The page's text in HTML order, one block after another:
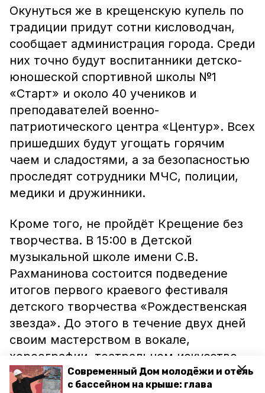
Современный Дом молодёжи и отель
с бассейном на крыше: глава
Окунуться же в крещенскую купель по
традиции придут сотни кисловодчан,
сообщает администрация города. Среди
них точно будут воспитанники детско-
юношеской спортивной школы №1
«Старт» и около 40 учеников и
преподавателей военно-
патриотического центра «Центур». Всех
пришедших будут угощать горячим
чаем и сладостями, а за безопасностью
проследят сотрудники МЧС, полиции,
медики и дружинники.
Кроме того, не пройдёт Крещение без
творчества. В 15:00 в Детской
музыкальной школе имени С.В.
Рахманинова состоится подведение
итогов первого краевого фестиваля
детского творчества «Рождественская
звезда». До этого в течение двух дней
своим мастерством в вокале,
хореографии, театральном искусстве,
музыке, изобразительном искусстве и
декоративно-прикладном творчестве с